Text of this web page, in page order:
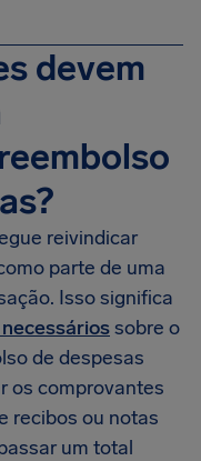
devem
reivindicar
parte de uma
Isso significa
sobre o
de despesas
os comprovantes
recibos ou notas
um total